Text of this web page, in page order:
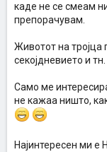
каде не се смеам
препорачувам.
Животот на тројца
секојдневието и тн.
Само ме
не кажаа ништо,
Најинтересен ми е